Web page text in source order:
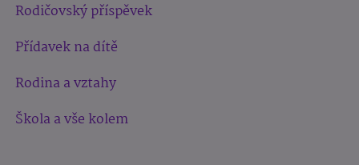
Rodičovský příspěvek
Přídavek na dítě
Rodina a vztahy
Škola a vše kolem